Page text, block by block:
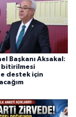
Başkanı Aksakal:
bitirilmesi
destek için